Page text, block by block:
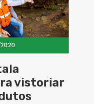
vistoriar